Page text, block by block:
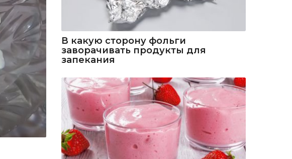
В какую сторону фольги
заворачивать продукты для
запекания